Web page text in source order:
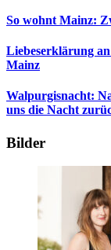
So wohnt Mainz:
Liebeserklärung
Mainz
Walpurgisnacht:
uns die Nacht
Bilder